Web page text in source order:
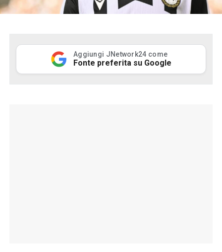
Aggiungi JNetwork24 come
Fonte preferita su Google